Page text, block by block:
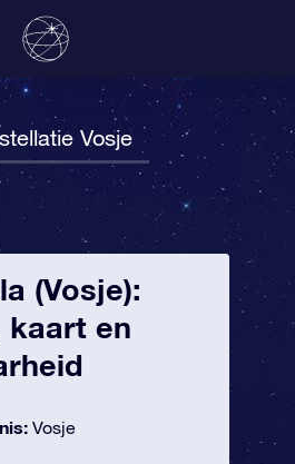
Vosje
(Vosje):
kaart en
Vosje